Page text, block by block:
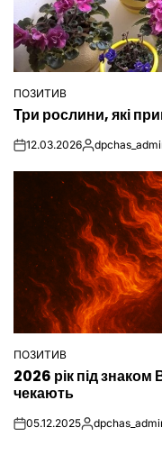
ОПУБЛІКУВАТИ
ПОЗИТИВ
Три рослини, які
on12.03.2026Опубліковано
ОПУБЛІКУВАТИ
У
ПОЗИТИВ
2026 рік під знаком
чекають
on05.12.2025Опубліковано